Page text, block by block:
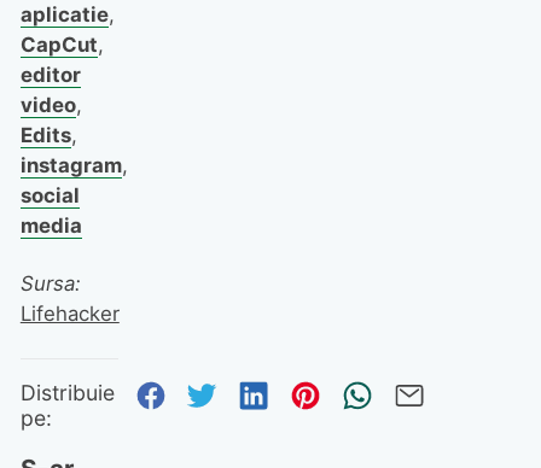
aplicatie,
CapCut,
editor
video,
Edits,
instagram,
social
media
Sursa:
Lifehacker
Distribuie
pe:
Distribuie pe Facebook
Distribuie pe Twitter
Distribuie pe
Distribuie pe
Trimite